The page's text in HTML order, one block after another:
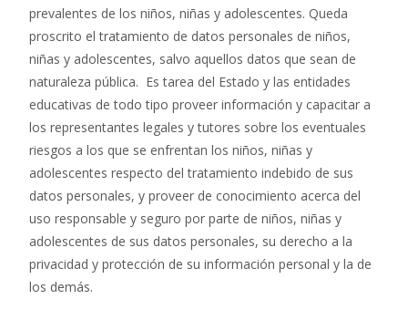
prevalentes de los niños, niñas y adolescentes. Queda
proscrito el tratamiento de datos personales de niños,
niñas y adolescentes, salvo aquellos datos que sean de
naturaleza pública. Es tarea del Estado y las entidades
educativas de todo tipo proveer información y capacitar a
los representantes legales y tutores sobre los eventuales
riesgos a los que se enfrentan los niños, niñas y
adolescentes respecto del tratamiento indebido de sus
datos personales, y proveer de conocimiento acerca del
uso responsable y seguro por parte de niños, niñas y
adolescentes de sus datos personales, su derecho a la
privacidad y protección de su información personal y la de
los demás.